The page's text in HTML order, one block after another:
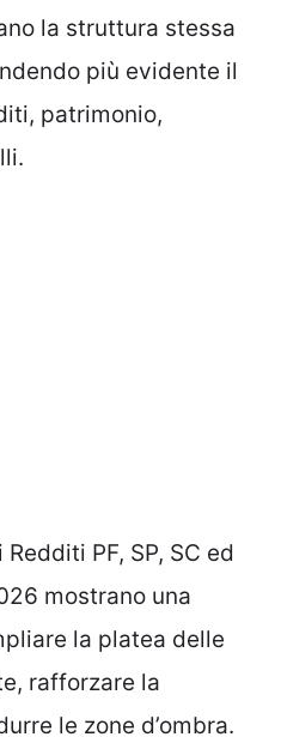
la struttura stessa
più evidente il
patrimonio,
PF, SP, SC ed
mostrano una
la platea delle
rafforzare la
le zone d’ombra.